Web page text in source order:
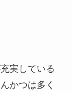
実している
かつは多く